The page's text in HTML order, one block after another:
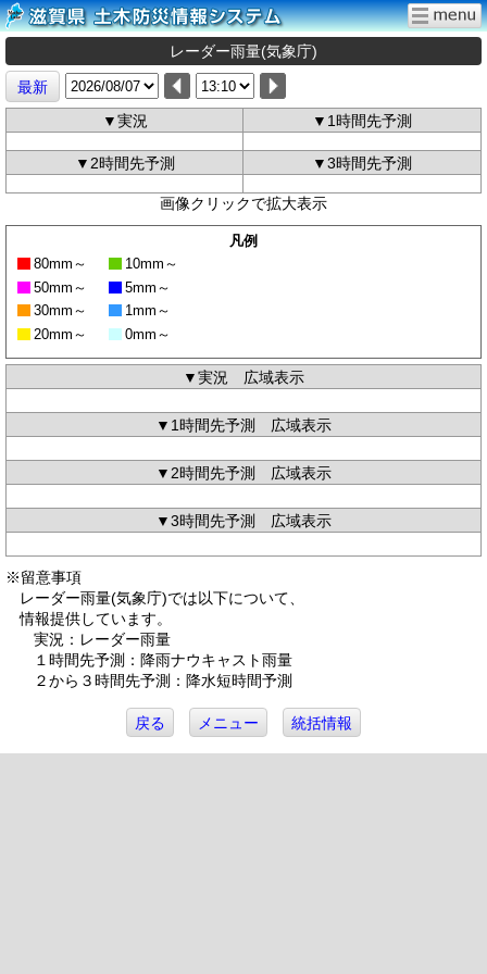
レーダー雨量(気象庁)
最新
▼実況
▼1時間先予測
▼2時間先予測 ▼3時間先予測
画像クリックで拡大表示
凡例
80mm～
50mm～
30mm～
20mm～
10mm～
5mm～
1mm～
0mm～
▼実況 広域表示
▼1時間先予測 広域表示
▼2時間先予測 広域表示
▼3時間先予測 広域表示
※留意事項
レーダー雨量(気象庁)では以下について、
情報提供しています。
実況：レーダー雨量
１時間先予測：降雨ナウキャスト雨量
２から３時間先予測：降水短時間予測
戻る メニュー 統括情報